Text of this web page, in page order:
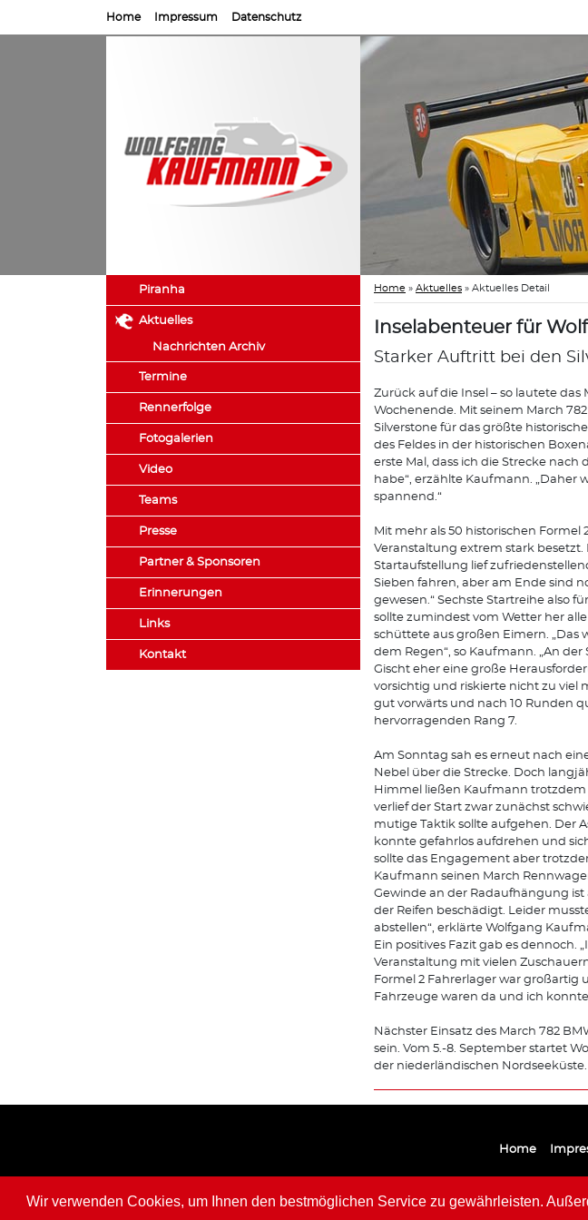
Wir verwenden Cookies, um Ihnen den bestmöglichen Service zu gewährleisten.
Home Impressum Datenschutz
Piranha
Aktuelles
Nachrichten Archiv
Termine
Rennerfolge
Fotogalerien
Video
Teams
Presse
Partner & Sponsoren
Erinnerungen
Links
Kontakt
Home » Aktuelles » Aktuelles Detail
Inselabenteuer für
Starker Auftritt bei den
Zurück auf die Insel – so lautete
Wochenende. Mit seinem March
Silverstone für das größte
des Feldes in der historischen
erste Mal, dass ich die Strecke
habe“, erzählte Kaufmann. „Daher
spannend.“
Mit mehr als 50 historischen Formel
Veranstaltung extrem stark
Startaufstellung lief
Sieben fahren, aber am Ende sind
gewesen.“ Sechste Startreihe also
sollte zumindest vom Wetter her
schüttete aus großen Eimern. „Das
dem Regen“, so Kaufmann. „An
Gischt eher eine große
vorsichtig und riskierte nicht zu viel
gut vorwärts und nach 10 Runden
hervorragenden Rang 7.
Am Sonntag sah es erneut nach
Nebel über die Strecke. Doch
Himmel ließen Kaufmann trotzdem
verlief der Start zwar zunächst
mutige Taktik sollte aufgehen. Der
konnte gefahrlos aufdrehen und
sollte das Engagement aber
Kaufmann seinen March
Gewinde an der Radaufhängung
der Reifen beschädigt. Leider
abstellen“, erklärte Wolfgang
Ein positives Fazit gab es dennoch.
Veranstaltung mit vielen
Formel 2 Fahrerlager war großartig
Fahrzeuge waren da und ich
Nächster Einsatz des March 782
sein. Vom 5.-8. September startet
der niederländischen Nordseeküste.
Home